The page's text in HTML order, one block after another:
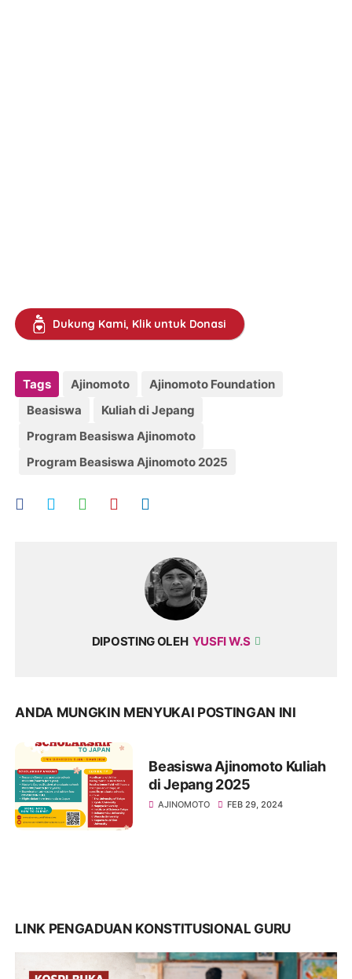
Dukung Kami, Klik untuk Donasi
Tags Ajinomoto
Ajinomoto Foundation
Beasiswa
Kuliah di Jepang
Program Beasiswa Ajinomoto
Program Beasiswa Ajinomoto 2025
DIPOSTING OLEH YUSFI W.S
ANDA MUNGKIN MENYUKAI POSTINGAN INI
Beasiswa Ajinomoto Kuliah
di Jepang 2025
AJINOMOTO FEB 29, 2024
LINK PENGADUAN KONSTITUSIONAL GURU